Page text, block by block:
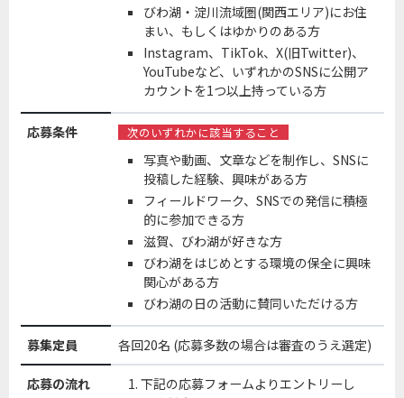
びわ湖・淀川流域圏(関西エリア)にお住
まい、もしくはゆかりのある方
Instagram、TikTok、X(旧Twitter)、
YouTubeなど、いずれかのSNSに公開ア
カウントを1つ以上持っている方
応募条件 次のいずれかに該当すること
写真や動画、文章などを制作し、SNSに
投稿した経験、興味がある方
フィールドワーク、SNSでの発信に積極
的に参加できる方
滋賀、びわ湖が好きな方
びわ湖をはじめとする環境の保全に興味
関心がある方
びわ湖の日の活動に賛同いただける方
募集定員 各回20名 (応募多数の場合は審査のうえ選定)
応募の流れ
下記の応募フォームよりエントリーし